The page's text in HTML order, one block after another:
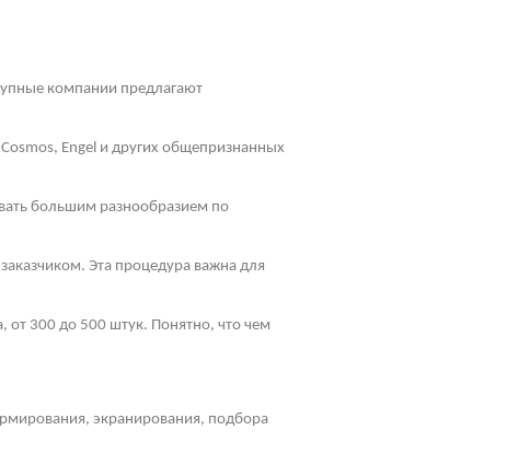
компании предлагают
Cosmos, Engel и других общепризнанных
большим разнообразием по
Эта процедура важна для
300 до 500 штук. Понятно, что чем
экранирования, подбора